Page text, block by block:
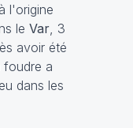
l'origine
le Var, 3
avoir été
foudre a
dans les